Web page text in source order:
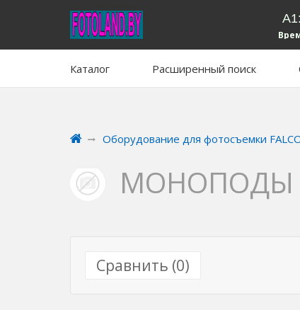
А1:
вых
Каталог Расширенный поиск
Оборудование для фотосъемки
МОНОПОДЫ
Сравнить (0)